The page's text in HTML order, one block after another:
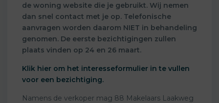
de woning website die je gebruikt. Wij nemen
dan snel contact met je op. Telefonische
aanvragen worden daarom NIET in behandeling
genomen. De eerste bezichtigingen zullen
plaats vinden op 24 en 26 maart.
Klik hier om het interesseformulier in te vullen
voor een bezichtiging.
Namens de verkoper mag 88 Makelaars Laakweg